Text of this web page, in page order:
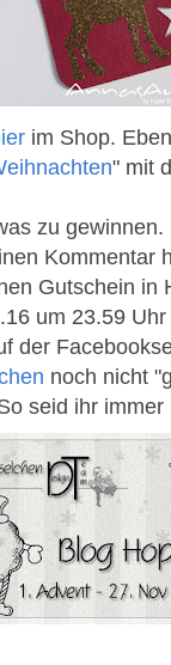
im Shop.
" mit
zu
Kommentar
Gutschein in
um 23.59
der
noch nicht
seid ihr